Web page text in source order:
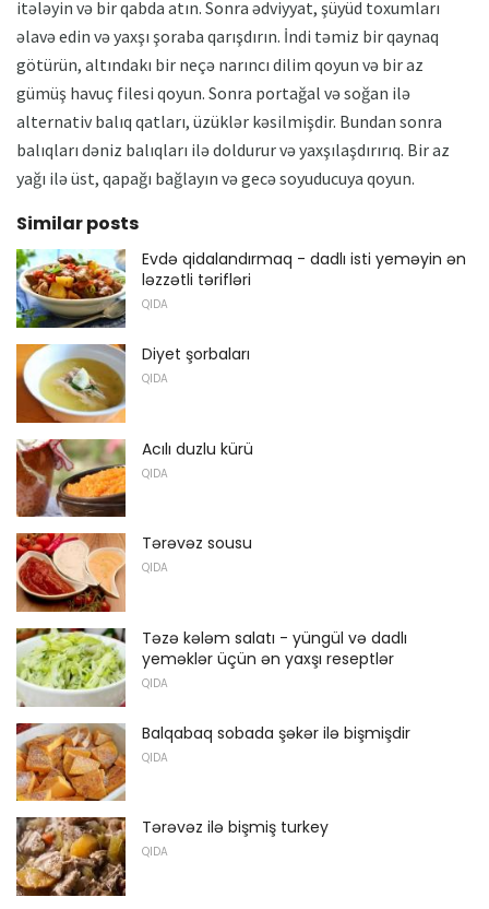
itələyin və bir qabda atın. Sonra ədviyyat, şüyüd toxumları
əlavə edin və yaxşı şoraba qarışdırın. İndi təmiz bir qaynaq
götürün, altındakı bir neçə narıncı dilim qoyun və bir az
gümüş havuç filesi qoyun. Sonra portağal və soğan ilə
alternativ balıq qatları, üzüklər kəsilmişdir. Bundan sonra
balıqları dəniz balıqları ilə doldurur və yaxşılaşdırırıq. Bir az
yağı ilə üst, qapağı bağlayın və gecə soyuducuya qoyun.
Similar posts
Evdə qidalandırmaq - dadlı isti yeməyin ən
ləzzətli tərifləri
QIDA
Diyet şorbaları
QIDA
Acılı duzlu kürü
QIDA
Tərəvəz sousu
QIDA
Təzə kələm salatı - yüngül və dadlı
yeməklər üçün ən yaxşı reseptlər
QIDA
Balqabaq sobada şəkər ilə bişmişdir
QIDA
Tərəvəz ilə bişmiş turkey
QIDA